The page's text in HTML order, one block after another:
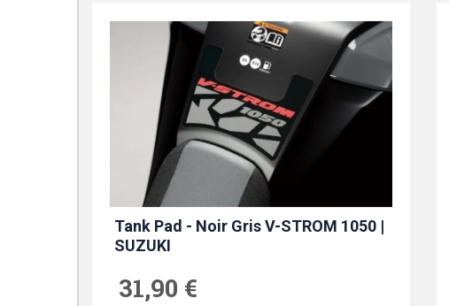
Tank Pad - Noir Gris V-STROM 1050 |
SUZUKI
31,90 €